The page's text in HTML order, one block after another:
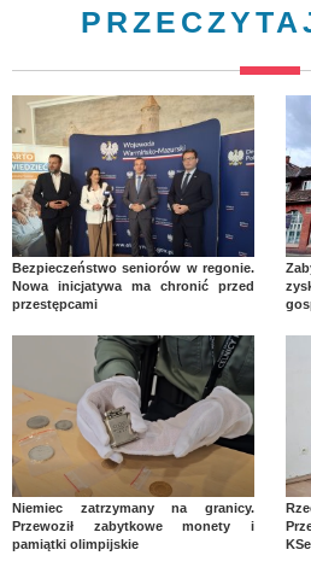
Bezpieczeństwo seniorów w regonie.
Nowa inicjatywa ma chronić przed
przestępcami
Niemiec zatrzymany na granicy.
Przewoził zabytkowe monety i
pamiątki olimpijskie